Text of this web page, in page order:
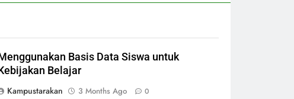
Basis Data Siswa untuk
Belajar
Kampustarakan
3 Months Ago 0